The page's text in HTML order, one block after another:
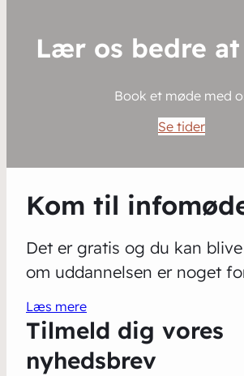
Lær os bedre
Book et møde med
Se tider
Kom til
Det er gratis og du kan
om uddannelsen er noget
Læs mere
Tilmeld dig vores
nyhedsbrev